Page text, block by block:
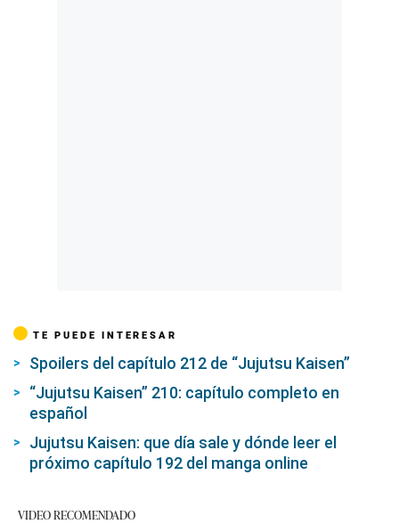
TE PUEDE INTERESAR
Spoilers del capítulo 212 de “Jujutsu Kaisen”
“Jujutsu Kaisen” 210: capítulo completo en
español
Jujutsu Kaisen: que día sale y dónde leer el
próximo capítulo 192 del manga online
VIDEO RECOMENDADO